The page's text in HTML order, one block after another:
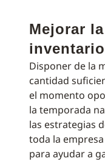
Mejorar
Disponer de la
cantidad
el momento
la temporada
las estrategias
toda la
para ayudar a